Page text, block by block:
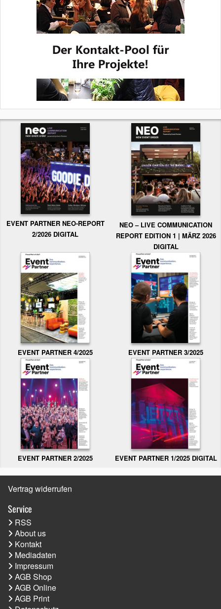
EVENT PARTNER NEO-REPORT
2/2026 DIGITAL
NEO – LIVE COMMUNICATION
REPORT EDITION 1 | MÄRZ 2026
DIGITAL
EVENT PARTNER 4/2025 EVENT PARTNER 3/2025
EVENT PARTNER 2/2025 EVENT PARTNER 1/2025 DIGITAL
Vertrag widerrufen
Service
RSS
About us
Kontakt
Mediadaten
Impressum
AGB Shop
AGB Online
AGB Print